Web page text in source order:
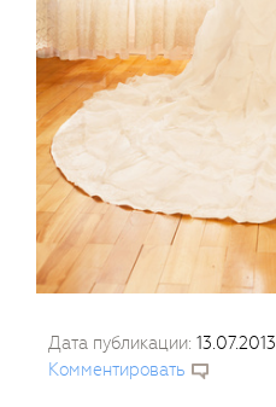
Дата публикации: 13.07.2013
Комментировать